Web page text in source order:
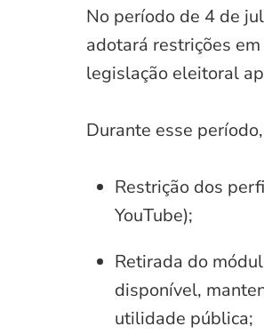
No período de 4 de
adotará restrições
legislação eleitoral
Durante esse
Restrição dos
YouTube);
Retirada do
disponível,
utilidade pública;